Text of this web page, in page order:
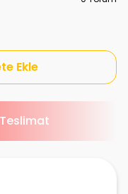
Ekle
Teslimat